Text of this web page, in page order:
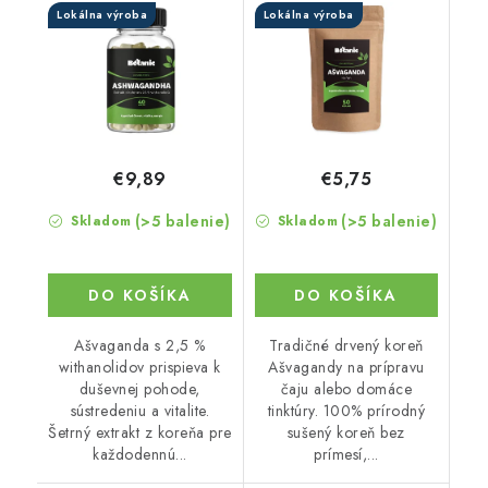
withanolidov v
kapsuliach
Lokálna výroba
Skladom (>5 balenie)
€9,89
DO KOŠÍKA
Ašvaganda s 2,5 %
withanolidov prispieva k
duševnej pohode,
sústredeniu a vitalite.
Šetrný extrakt z koreňa pre
každodennú...
Lokálna výroba
Skladom (>5 balenie)
€5,75
DO KOŠÍKA
Tradičné drvený koreň
Ašvagandy na prípravu
čaju alebo domáce
tinktúry. 100% prírodný
sušený koreň bez
prímesí,...